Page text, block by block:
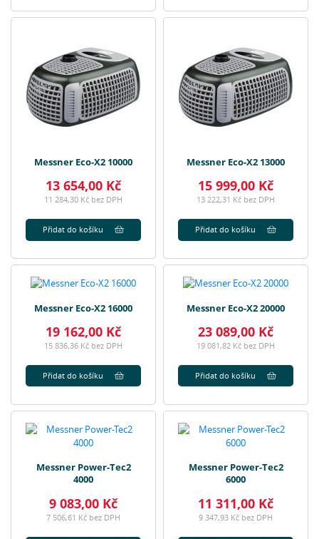
Messner Eco-X2 10000
13 654,00 Kč
11 284,30 Kč bez DPH
Přidat do košíku
Messner Eco-X2 13000
15 999,00 Kč
13 222,31 Kč bez DPH
Přidat do košíku
Messner Eco-X2 16000
19 162,00 Kč
15 836,36 Kč bez DPH
Přidat do košíku
Messner Eco-X2 20000
23 089,00 Kč
19 081,82 Kč bez DPH
Přidat do košíku
Messner Power-Tec2
4000
9 083,00 Kč
7 506,61 Kč bez DPH
Messner Power-Tec2
6000
11 311,00 Kč
9 347,93 Kč bez DPH